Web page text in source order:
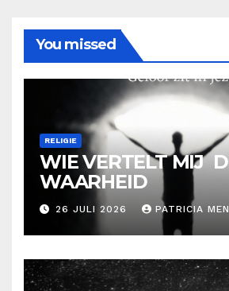
You missed
RELIGIE
WIE VERTELT MIJ
WAARHEID
26 JULI 2026 PATRICIA